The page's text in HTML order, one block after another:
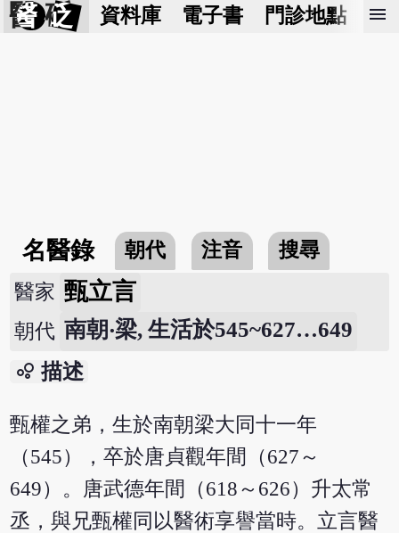
醫 砭 資料庫 電子書 門診地點 預
menu
名醫錄 朝代 注音
搜尋
醫家 甄立言
朝代 南朝‧梁, 生活於545~627…649
bubble_chart 描述
甄權之弟，生於南朝梁大同十一年
（545），卒於唐貞觀年間（627～
649）。唐武德年間（618～626）升太常
丞，與兄甄權同以醫術享譽當時。立言醫